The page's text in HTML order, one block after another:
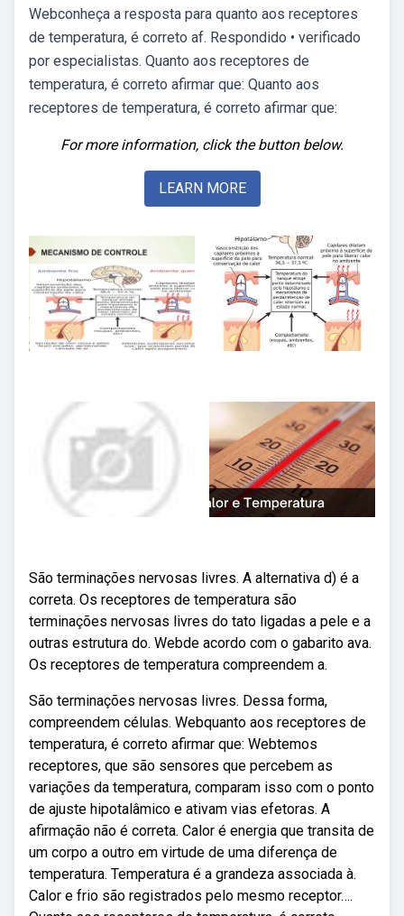
Webconheça a resposta para quanto aos receptores
de temperatura, é correto af. Respondido • verificado
por especialistas. Quanto aos receptores de
temperatura, é correto afirmar que: Quanto aos
receptores de temperatura, é correto afirmar que:
For more information, click the button below.
LEARN MORE
São terminações nervosas livres. A alternativa d) é a
correta. Os receptores de temperatura são
terminações nervosas livres do tato ligadas a pele e a
outras estrutura do. Webde acordo com o gabarito ava.
Os receptores de temperatura compreendem a.
São terminações nervosas livres. Dessa forma,
compreendem células. Webquanto aos receptores de
temperatura, é correto afirmar que: Webtemos
receptores, que são sensores que percebem as
variações da temperatura, comparam isso com o ponto
de ajuste hipotalâmico e ativam vias efetoras. A
afirmação não é correta. Calor é energia que transita de
um corpo a outro em virtude de uma diferença de
temperatura. Temperatura é a grandeza associada à.
Calor e frio são registrados pelo mesmo receptor….